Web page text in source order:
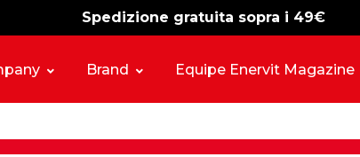
Spedizione gratuita sopra i 49€
-15% free shipping
Brand Equipe Enervit Magazine